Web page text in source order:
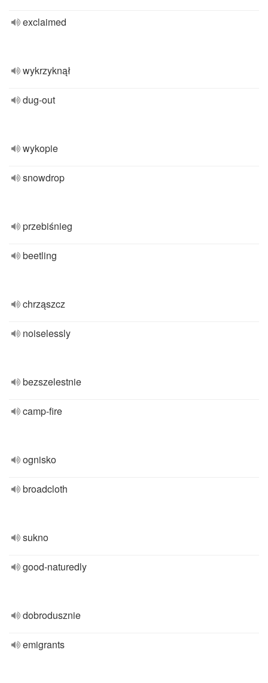
exclaimed
wykrzyknął
dug-out
wykopie
snowdrop
przebiśnieg
beetling
chrząszcz
noiselessly
bezszelestnie
camp-fire
ognisko
broadcloth
sukno
good-naturedly
dobrodusznie
emigrants